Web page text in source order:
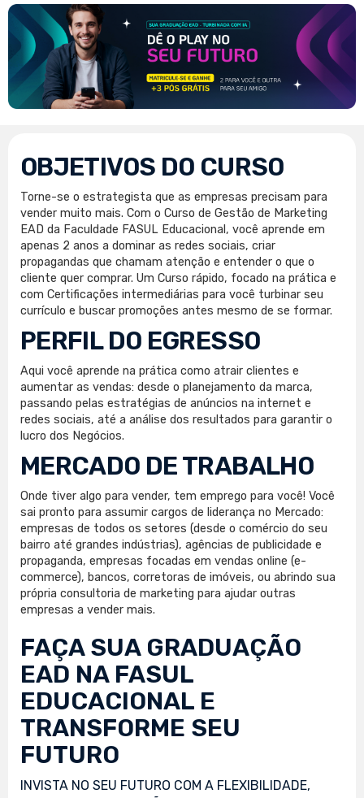
OBJETIVOS DO CURSO
Torne-se o estrategista que as empresas precisam para
vender muito mais. Com o Curso de Gestão de Marketing
EAD da Faculdade FASUL Educacional, você aprende em
apenas 2 anos a dominar as redes sociais, criar
propagandas que chamam atenção e entender o que o
cliente quer comprar. Um Curso rápido, focado na prática e
com Certificações intermediárias para você turbinar seu
currículo e buscar promoções antes mesmo de se formar.
PERFIL DO EGRESSO
Aqui você aprende na prática como atrair clientes e
aumentar as vendas: desde o planejamento da marca,
passando pelas estratégias de anúncios na internet e
redes sociais, até a análise dos resultados para garantir o
lucro dos Negócios.
MERCADO DE TRABALHO
Onde tiver algo para vender, tem emprego para você! Você
sai pronto para assumir cargos de liderança no Mercado:
empresas de todos os setores (desde o comércio do seu
bairro até grandes indústrias), agências de publicidade e
propaganda, empresas focadas em vendas online (e-
commerce), bancos, corretoras de imóveis, ou abrindo sua
própria consultoria de marketing para ajudar outras
empresas a vender mais.
FAÇA SUA GRADUAÇÃO
EAD NA FASUL
EDUCACIONAL E
TRANSFORME SEU
FUTURO
INVISTA NO SEU FUTURO COM A FLEXIBILIDADE,